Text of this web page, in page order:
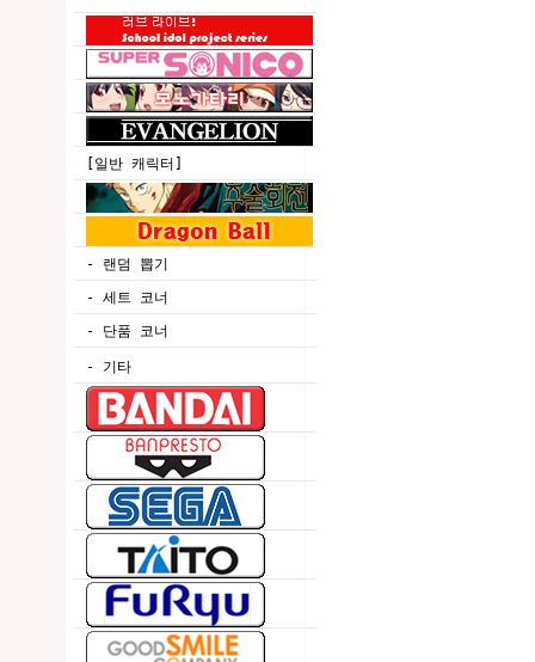
[일반 캐릭터]
- 랜덤 뽑기
- 세트 코너
- 단품 코너
- 기타